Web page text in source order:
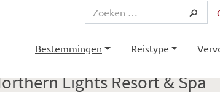
Bestemmingen Reistype
Lights Resort & Spa